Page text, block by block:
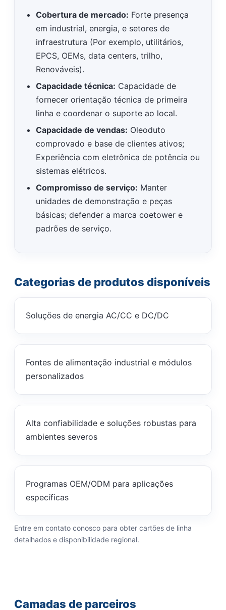
Cobertura de mercado: Forte presença
em industrial, energia, e setores de
infraestrutura (Por exemplo, utilitários,
EPCS, OEMs, data centers, trilho,
Renováveis).
Capacidade técnica: Capacidade de
fornecer orientação técnica de primeira
linha e coordenar o suporte ao local.
Capacidade de vendas: Oleoduto
comprovado e base de clientes ativos;
Experiência com eletrônica de potência ou
sistemas elétricos.
Compromisso de serviço: Manter
unidades de demonstração e peças
básicas; defender a marca coetower e
padrões de serviço.
Categorias de produtos disponíveis
Soluções de energia AC/CC e DC/DC
Fontes de alimentação industrial e módulos
personalizados
Alta confiabilidade e soluções robustas para
ambientes severos
Programas OEM/ODM para aplicações
específicas
Entre em contato conosco para obter cartões de linha
detalhados e disponibilidade regional.
Camadas de parceiros